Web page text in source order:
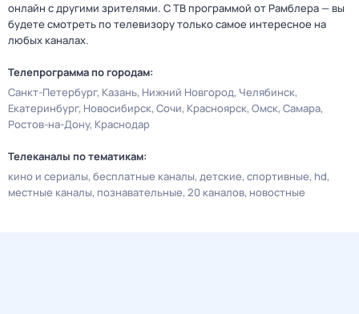
онлайн с другими зрителями. С ТВ программой от Рамблера — вы
будете смотреть по телевизору только самое интересное на
любых каналах.
Телепрограмма по городам:
Санкт-Петербург Казань Нижний Новгород Челябинск
Екатеринбург Новосибирск Сочи Красноярск Омск Самара
Ростов-на-Дону Краснодар
Телеканалы по тематикам:
кино и сериалы бесплатные каналы детские спортивные hd
местные каналы познавательные 20 каналов новостные